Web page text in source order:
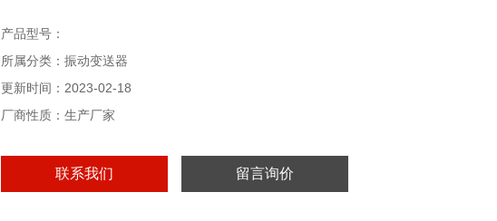
产品型号：
所属分类：振动变送器
更新时间：2023-02-18
厂商性质：生产厂家
联系我们 留言询价